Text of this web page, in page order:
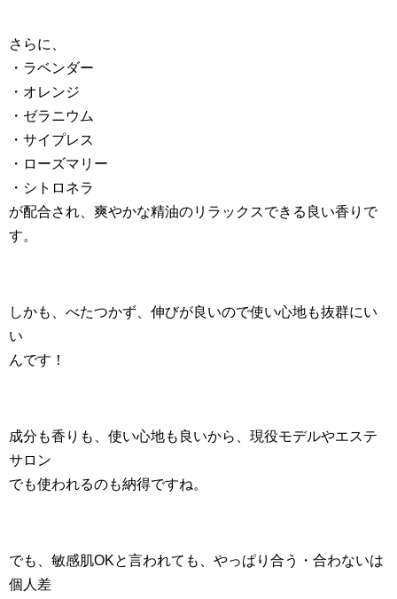
さらに、
・ラベンダー
・オレンジ
・ゼラニウム
・サイプレス
・ローズマリー
・シトロネラ
が配合され、爽やかな精油のリラックスできる良い香りで
す。
しかも、べたつかず、伸びが良いので使い心地も抜群にい
い
んです！
成分も香りも、使い心地も良いから、現役モデルやエステ
サロン
でも使われるのも納得ですね。
でも、敏感肌OKと言われても、やっぱり合う・合わないは
個人差